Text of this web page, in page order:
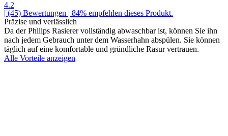
4.2
| (45) Bewertungen | 84% empfehlen dieses Produkt.
Präzise und verlässlich
Da der Philips Rasierer vollständig abwaschbar ist, können Sie ihn
nach jedem Gebrauch unter dem Wasserhahn abspülen. Sie können
täglich auf eine komfortable und gründliche Rasur vertrauen.
Alle Vorteile anzeigen